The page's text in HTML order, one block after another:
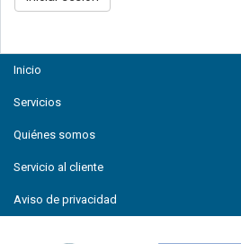
Inicio
Servicios
Quiénes somos
Servicio al cliente
Aviso de privacidad